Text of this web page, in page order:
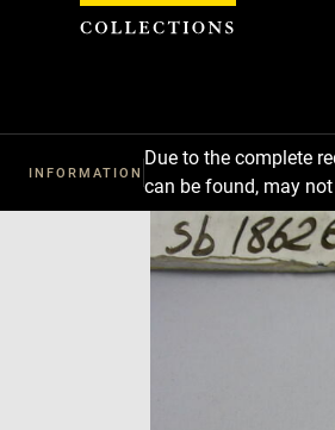
INFORMATION
Due to the complete
can be found, may
Cookies management panel